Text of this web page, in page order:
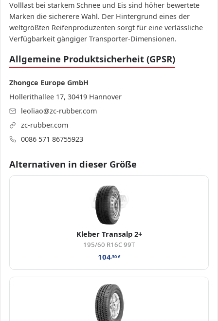
Volllast bei starkem Schnee und Eis sind höher bewertete
Marken die sicherere Wahl. Der Hintergrund eines der
weltgrößten Reifenproduzenten sorgt für eine verlässliche
Verfügbarkeit gängiger Transporter-Dimensionen.
Allgemeine Produktsicherheit (GPSR)
Zhongce Europe GmbH
Hollerithallee 17, 30419 Hannover
leoliao@zc-rubber.com
zc-rubber.com
0086 571 86755923
Alternativen in dieser Größe
Kleber Transalp 2+
195/60 R16C 99T
104,30€